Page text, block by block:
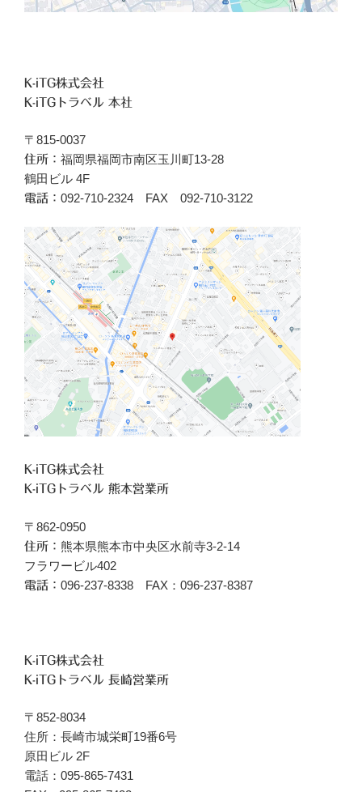
K-iTG株式会社
K-iTGトラベル 本社
〒815-0037
住所： 福岡県福岡市南区玉川町13-28
鶴田ビル 4F
電話： 092-710-2324 FAX 092-710-3122
K-iTG株式会社
K-iTGトラベル 熊本営業所
〒862-0950
住所： 熊本県熊本市中央区水前寺3-2-14
フラワービル402
電話： 096‐237-8338 FAX：096-237-8387
K-iTG株式会社
K-iTGトラベル 長崎営業所
〒852-8034
住所：長崎市城栄町19番6号
原田ビル 2F
電話：095-865-7431